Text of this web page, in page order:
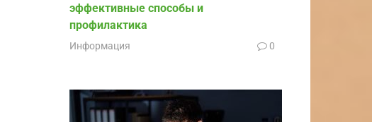
эффективные способы и
профилактика
Информация 0